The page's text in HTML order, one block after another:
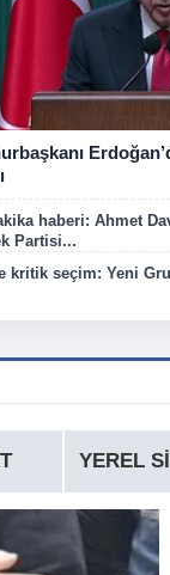
haberi: Ahmet
Partisi...
kritik seçim: Yeni
YEREL